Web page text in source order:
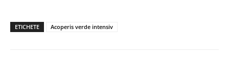
ETICHETE Acoperis verde intensiv